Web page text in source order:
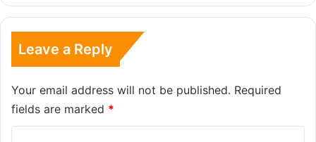
Leave a Reply
Your email address will not be published. Required
fields are marked *